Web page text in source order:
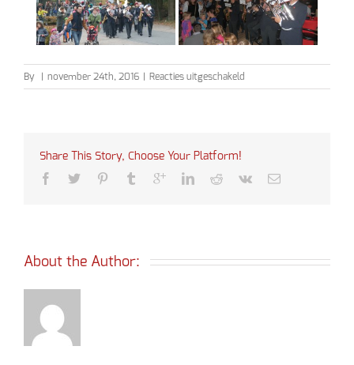
By november 24th, 2016 Reacties uitgeschakeld
Sinterklaas
Share This Story, Choose Your Platform!
About the Author: